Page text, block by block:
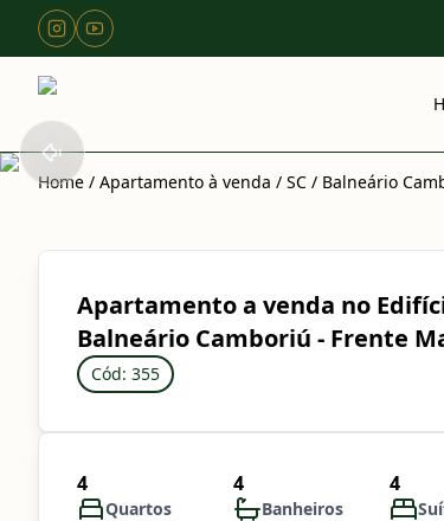
Home / Apartamento à venda / SC / Balneário
Apartamento a venda no
Balneário Camboriú - Frente
Cód: 355
4
Quartos
4
Banheiros
4